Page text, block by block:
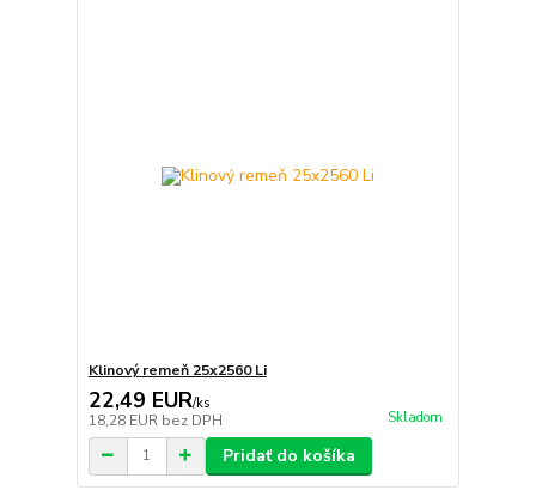
Klinový remeň 25x2560 Li
22,49 EUR/ks
18,28 EUR bez DPH Skladom
Pridať do košíka